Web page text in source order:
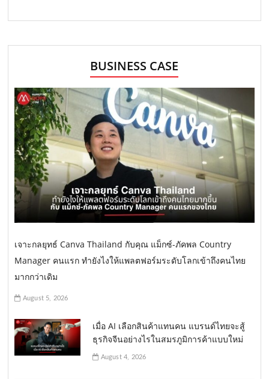
BUSINESS CASE
เจาะกลยุทธ์ Canva Thailand กับคุณ แม็กซ์-ภัคพล Country
Manager คนแรก ทำยังไงให้แพลตฟอร์มระดับโลกเข้าถึงคนไทย
มากกว่าเดิม
August 5, 2026
เมื่อ AI เลือกสินค้าแทนคน แบรนด์ไทยจะสู้
ธุรกิจจีนอย่างไรในสมรภูมิการค้าแบบใหม่
August 4, 2026